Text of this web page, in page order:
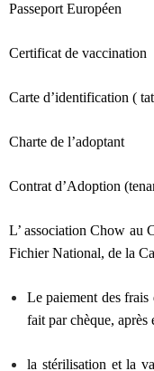
Passeport Européen
Certificat de vaccination
Carte d’identification (
Charte de l’adoptant
Contrat d’Adoption
L’ association Chow au
Fichier National, de la
Le paiement des frais
fait par chèque, après
la stérilisation et la